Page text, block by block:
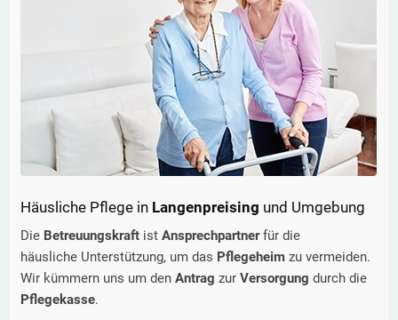
Häusliche Pflege in Langenpreising und Umgebung
Die Betreuungskraft ist Ansprechpartnerfür die
häusliche Unterstützung, um das Pflegeheim zu vermeiden.
Wir kümmern uns um den Antrag zur Versorgung durch die
Pflegekasse.